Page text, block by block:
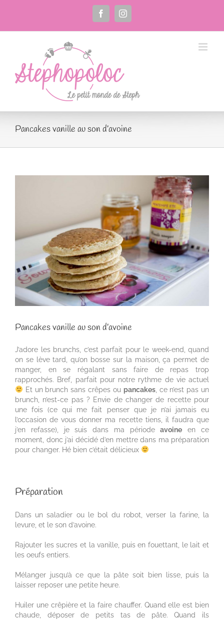
FacebookInstagram
Pancakes vanille au son d’avoine
Pancakes vanille au son d’avoine
J’adore les brunchs, c’est parfait pour le week-end, quand
on se lève tard, qu’on bosse sur la maison, ça permet de
manger, en se régalant sans faire de repas trop
rapprochés. Bref, parfait pour notre rythme de vie actuel
Et un brunch sans crêpes ou pancakes, ce n’est pas un
brunch, n’est-ce pas ? Envie de changer de recette pour
une fois (ce qui me fait penser que je n’ai jamais eu
l’occasion de vous donner ma recette tiens, il faudra que
j’en refasse), je suis dans ma périodeavoine
en ce
moment, donc j’ai décidé d’en mettre dans ma préparation
pour changer. Hé bien c’était délicieux
Préparation
Dans un saladier ou le bol du robot, verser la farine, la
levure, et le son d’avoine.
Rajouter les sucres et la vanille, puis en fouettant, le lait et
les oeufs entiers.
Mélanger jusqu’à ce que la pâte soit bien lisse, puis la
laisser reposer une petite heure.
Huiler une crêpière et la faire chauffer. Quand elle est bien
chaude, déposer de petits tas de pâte. Quand ils